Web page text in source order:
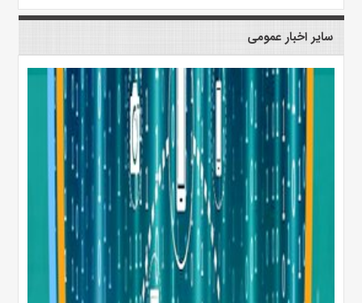
سایر اخبار عمومی